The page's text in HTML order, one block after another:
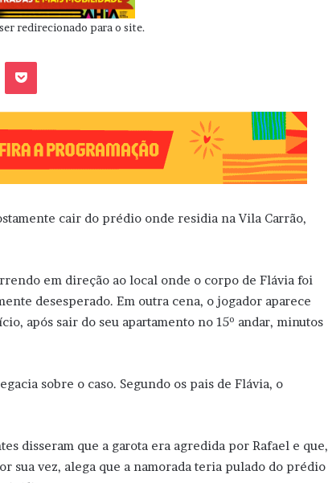
redirecionado para o site.
OK
cair do prédio onde residia na Vila Carrão,
em direção ao local onde o corpo de Flávia foi
desesperado. Em outra cena, o jogador aparece
após sair do seu apartamento no 15º andar, minutos
sobre o caso. Segundo os pais de Flávia, o
disseram que a garota era agredida por Rafael e que,
sua vez, alega que a namorada teria pulado do prédio